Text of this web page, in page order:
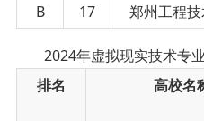
B
17 郑州工程
2024年虚拟现实技术专
排名
高校名